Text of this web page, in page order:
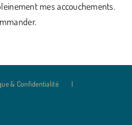
mes accouchements.
& Confidentialité